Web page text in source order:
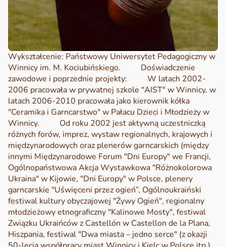
Wykształcenie: Państwowy Uniwersytet Pedagogiczny w
Winnicy im. M. Kociubińskiego.
Doświadczenie
zawodowe i poprzednie projekty:
W latach 2002-
2006 pracowała w prywatnej szkole "AIST" w Winnicy, w
latach 2006-2010 pracowała jako kierownik kółka
"Ceramika i Garncarstwo" w Pałacu Dzieci i Młodzieży w
Winnicy.
Od roku 2002 jest aktywną uczestniczką
różnych forów, imprez, wystaw regionalnych, krajowych i
międzynarodowych oraz plenerów garncarskich (między
innymi Międzynarodowe Forum "Dni Europy" we Francji,
Ogólnopaństwowa Akcja Wystawkowa "Różnokolorowa
Ukraina" w Kijowie, "Dni Europy" w Polsce, plenery
garncarskie "Uświęceni przez ogień”, Ogólnoukraiński
festiwal kultury obyczajowej "Żywy Ogień", regionalny
młodzieżowy etnograficzny "Kalinowe Mosty", festiwal
Związku Ukraińców z Castellón w Castellon de la Plana,
Hiszpania, festiwal "Dwa miasta – jedno serce" (z okazji